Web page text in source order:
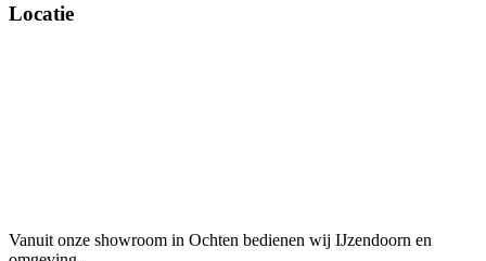
Locatie
Vanuit onze showroom in Ochten bedienen wij IJzendoorn en